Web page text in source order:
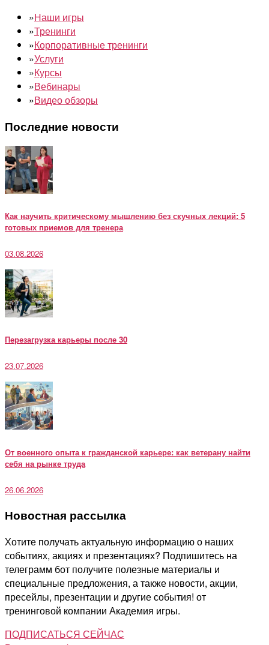
»Наши игры
»Тренинги
»Корпоративные тренинги
»Услуги
»Курсы
»Вебинары
»Видео обзоры
Последние новости
Как научить критическому мышлению без скучных лекций: 5
готовых приемов для тренера
03.08.2026
Перезагрузка карьеры после 30
23.07.2026
От военного опыта к гражданской карьере: как ветерану найти
себя на рынке труда
26.06.2026
Новостная рассылка
Хотите получать актуальную информацию о наших
событиях, акциях и презентациях? Подпишитесь на
телеграмм бот получите полезные материалы и
специальные предложения, а также новости, акции,
пресейлы, презентации и другие события! от
тренинговой компании Академия игры.
ПОДПИСАТЬСЯ СЕЙЧАС